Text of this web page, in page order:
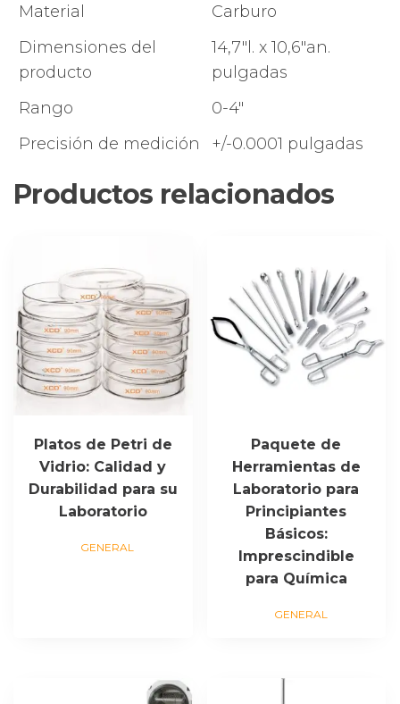
pulgadas,
de
0.0001
(juego
de
piezas)
cantidad
Material
Carburo
Dimensiones del
producto
14,7″l. x 10,6″an.
pulgadas
Rango
0-4″
Precisión de medición
+/-0.0001 pulgadas
Productos relacionados
Platos de Petri de
Vidrio: Calidad y
Durabilidad para su
Laboratorio
GENERAL
Paquete de
Herramientas de
Laboratorio para
Principiantes
Básicos:
Imprescindible
para Química
GENERAL